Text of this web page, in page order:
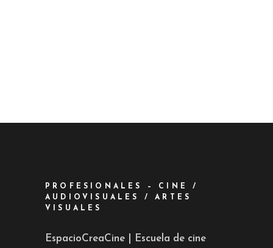
PROFESIONALES – CINE /
AUDIOVISUALES / ARTES
VISUALES
EspacioCreaCine | Escuela de cine